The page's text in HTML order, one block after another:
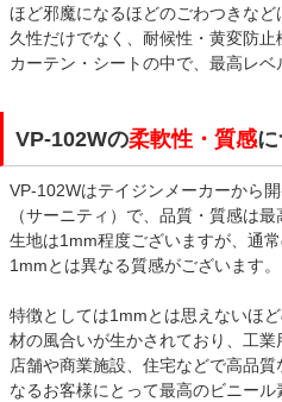
ほど邪魔になるほどのごわつきな
久性だけでなく、耐候性・黄変防
カーテン・シートの中で、最高レベ
VP-102Wの柔軟性・質感
VP-102Wはテイジンメーカーから
（サーニティ）で、品質・質感は
生地は1mm程度ございますが、通
1mmとは異なる質感がございます。
特徴としては1mmとは思えないほ
材の風合いが生かされており、工業
店舗や商業施設、住宅などで高品
なるお客様にとって最高のビニー